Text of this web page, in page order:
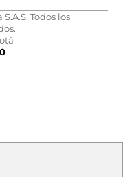
Todos los